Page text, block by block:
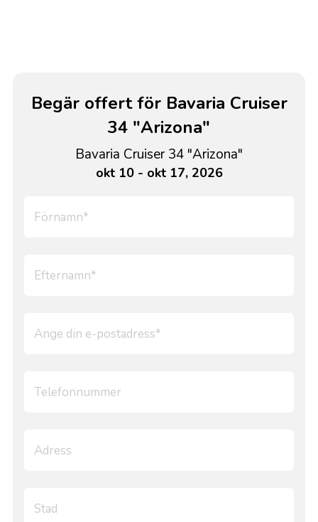
Begär offert för Bavaria Cruiser
34 "Arizona"
Bavaria Cruiser 34 "Arizona"
okt 10 - okt 17, 2026